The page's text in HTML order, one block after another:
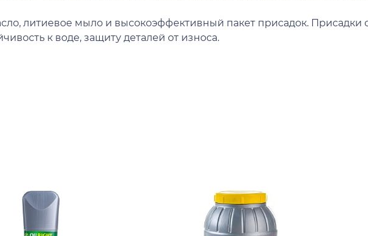
литиевое мыло и высокоэффективный пакет присадок.
к воде, защиту деталей от износа.